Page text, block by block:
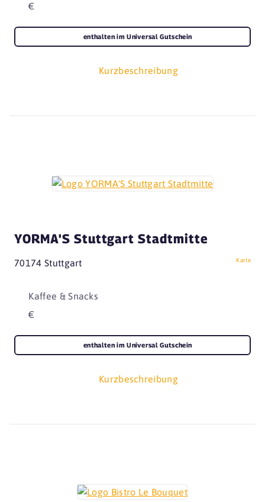
€
Kurzbeschreibung
enthalten im Universal Gutschein
YORMA'S Stuttgart Stadtmitte
70174 Stuttgart Karte
Kaffee & Snacks
€
Kurzbeschreibung
enthalten im Universal Gutschein